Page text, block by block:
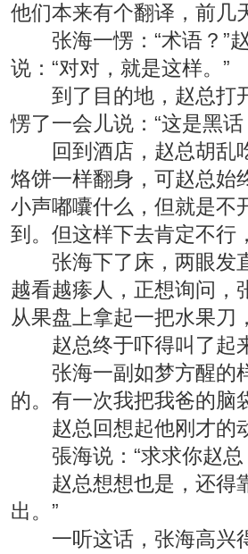
他们本来有个翻译，前几
张海一愣：“术语？”赵
说：“对对，就是这样。”
到了目的地，赵总打开
愣了一会儿说：“这是黑
回到酒店，赵总胡乱吃
烙饼一样翻身，可赵总始
小声嘟囔什么，但就是不
到。但这样下去肯定不行
张海下了床，两眼发直
越看越瘆人，正想询问，
从果盘上拿起一把水果刀
赵总终于吓得叫了起来
张海一副如梦方醒的样
的。有一次我把我爸的脑
赵总回想起他刚才的动
張海说：“求求你赵总
赵总想想也是，还得靠
出。”
一听这话，张海高兴得